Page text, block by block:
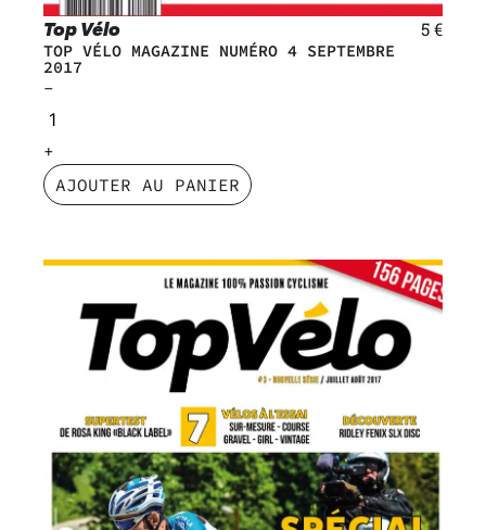
Top Vélo 5€
TOP VÉLO MAGAZINE NUMÉRO 4 SEPTEMBRE
2017
AJOUTER AU PANIER